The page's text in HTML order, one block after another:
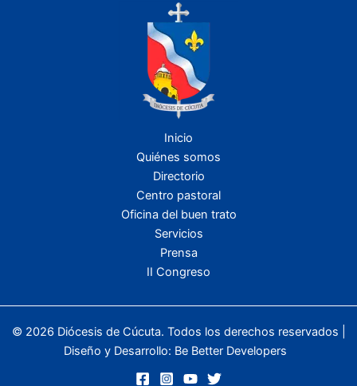
Inicio
Quiénes somos
Directorio
Centro pastoral
Oficina del buen trato
Servicios
Prensa
II Congreso
© 2026 Diócesis de Cúcuta. Todos los derechos reservados |
Diseño y Desarrollo: Be Better Developers